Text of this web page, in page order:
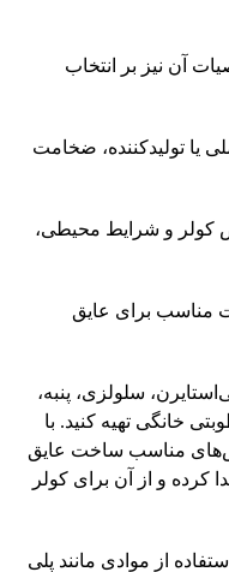
آن نیز بر انتخاب
یا تولیدکننده، ضخامت
کولر و شرایط محیطی،
مناسب برای عایق
سلولزی، پنبه،
خانگی تهیه کنید. با
مناسب ساخت عایق
کرده و از آن برای کولر
از موادی مانند پلی